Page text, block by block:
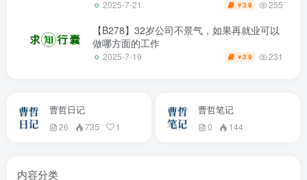
2025-7-21 ￥3.9 255
【B278】32岁公司不景气，如果再就业可以
做哪方面的工作
2025-7-19 ￥3.9 231
曹哲日记
26 735 1
曹哲笔记
0 144
内容分类